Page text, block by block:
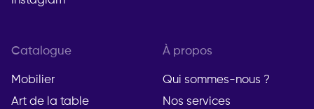
Catalogue
Mobilier
Art de la table
À propos
Qui sommes-nous ?
Nos services